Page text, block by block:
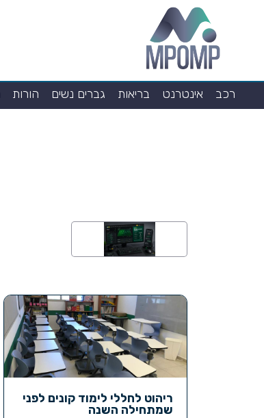
רכב אינטרנט בריאות גברים נשים הורות
ריהוט לחללי לימוד קונים לפני
שמתחילה השנה